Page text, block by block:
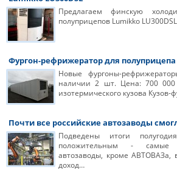
Предлагаем финскую
полуприцепов Lumikko
Фургон-рефрижератор для
Новые фургоны-
наличии 2 шт. Цена: 700
изотермического кузова
Почти все российские автозаводы
Подведены итоги
положительным - самые
автозаводы, кроме
доход…